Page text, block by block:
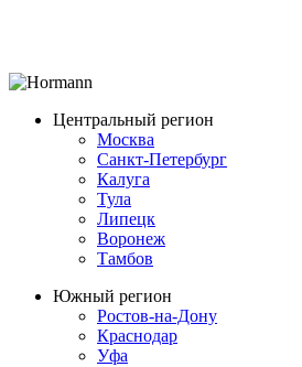
Центральный регион
Москва
Санкт-Петербург
Калуга
Тула
Липецк
Воронеж
Тамбов
Южный регион
Ростов-на-Дону
Краснодар
Уфа